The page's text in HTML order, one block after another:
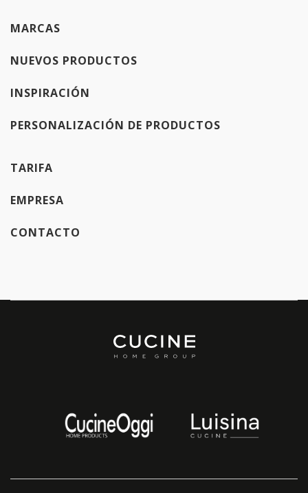
MARCAS
NUEVOS PRODUCTOS
INSPIRACIÓN
PERSONALIZACIÓN DE PRODUCTOS
TARIFA
EMPRESA
CONTACTO